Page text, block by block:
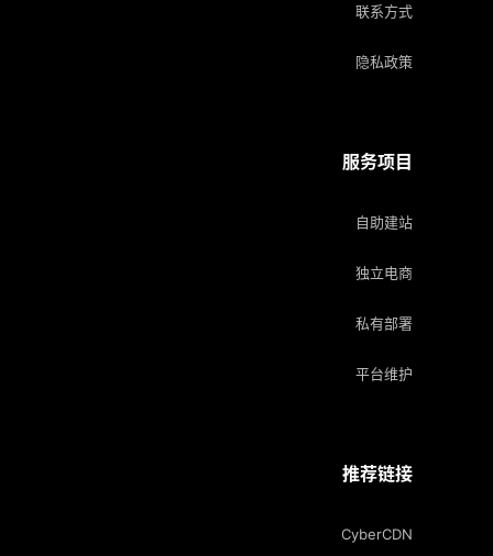
联系方式
隐私政策
服务项目
自助建站
独立电商
私有部署
平台维护
推荐链接
CyberCDN